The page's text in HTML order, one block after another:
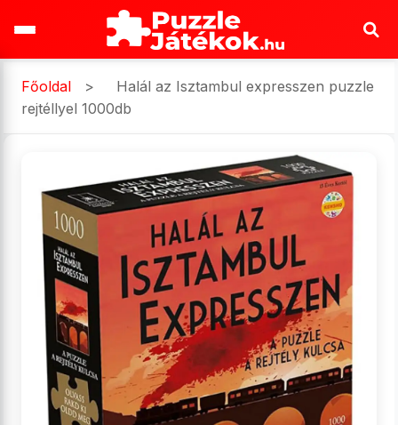
Főoldal >
Halál az Isztambul expresszen puzzle
rejtéllyel 1000db